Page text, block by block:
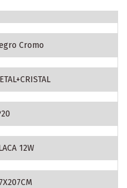
Cromo
12W